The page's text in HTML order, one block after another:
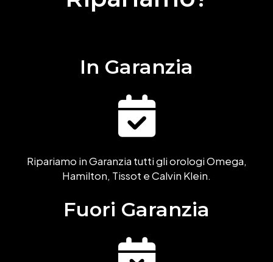
In Garanzia
Ripariamo in Garanzia tutti gli orologi Omega,
Hamilton, Tissot e Calvin Klein.
Fuori Garanzia